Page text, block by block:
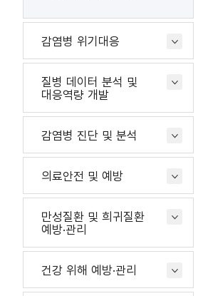
감염병 위기대응
질병 데이터 분석 및
대응역량 개발
감염병 진단 및 분석
의료안전 및 예방
만성질환 및 희귀질환
예방·관리
건강 위해 예방·관리